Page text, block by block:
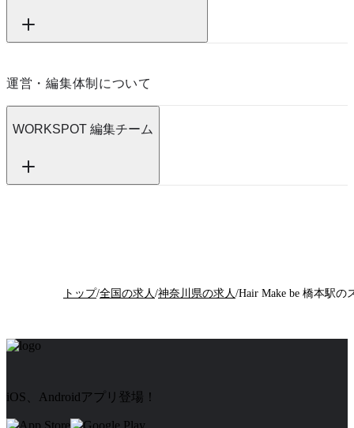
運営・編集体制について
WORKSPOT 編集チーム
トップ/全国の求人 /神奈川県の求人 /
iOS、Androidアプリ登場！